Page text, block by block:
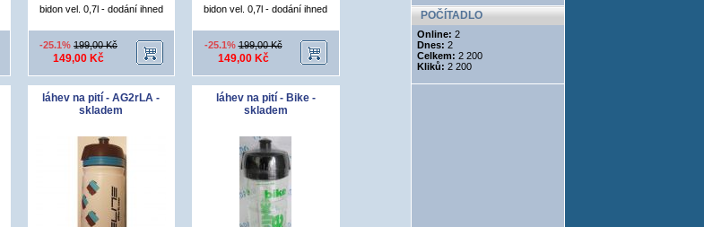
bidon vel. 0,7l - dodání ihned
-25.1% 199,00 Kč
149,00 Kč
bidon vel. 0,7l - dodání ihned
-25.1%199,00 Kč
149,00 Kč
láhev na pití - AG2rLA -
skladem
láhev na pití - Bike -
skladem
POČÍTADLO
Online: 2
Dnes: 2
Celkem: 2 200
Kliků: 2 200